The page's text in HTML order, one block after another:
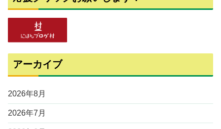
アーカイブ
2026年8月
2026年7月